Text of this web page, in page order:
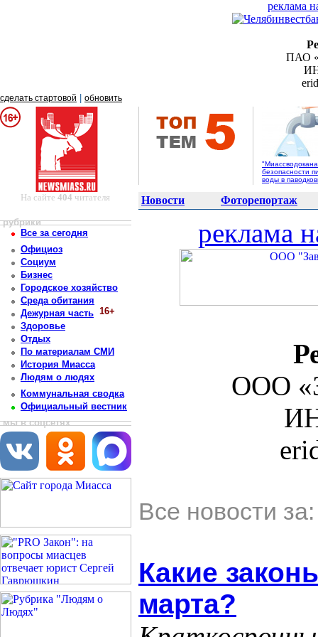
реклама
ПАО
сделать стартовой обновить
безопасности
воды в
На сайте404 читателя Новости Фоторепортаж
рубрики
Все за сегодня
Официоз
Социум
Бизнес
Городское хозяйство
Среда обитания
Дежурная часть 16+
Здоровье
Отдых
По материалам СМИ
История Миасса
Людям о людях
Коммунальная сводка
Официальный вестник
мы в соцсетях
реклама
ООО
Все новости
Какие
марта?